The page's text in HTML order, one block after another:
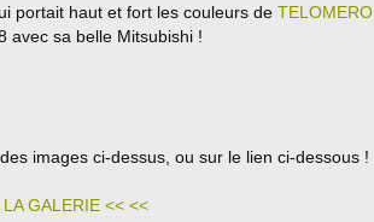
portait haut et fort les couleurs de TELOMERO
avec sa belle Mitsubishi !
images ci-dessus, ou sur le lien ci-dessous !
GALERIE << <<